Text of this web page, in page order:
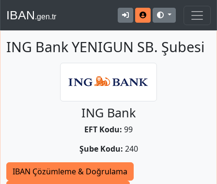
IBAN.gen.tr
ING Bank YENIGUN SB. Şubesi
ING Bank
EFT Kodu: 99
Şube Kodu: 240
IBAN Çözümleme & Doğrulama